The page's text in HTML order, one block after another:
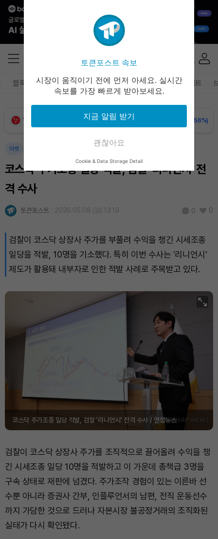
블록체인 테크 경제 마켓 정책 정치 인사이트
BNB (BNB)
₩104,457
TRON (TRX) (-0.56%)
Dogecoin (DOGE) ₩98.37(-0.91%)
Bitcoin (BTC)
마켓
코스닥 주가조종 일당 적발, 검찰 '리니언시' 전
격 수사
토큰포스트 2026.05.08 (금) 13:19 0 0
검찰이 코스닥 상장사 주가를 부풀려 수익을 챙긴 시세조종
일당을 적발, 10명을 기소했다. 특히 이번 수사는 '리니언시'
제도가 활용돼 내부자로 인한 적발 사례로 주목받고 있다.
코스닥 주가조종 일당 적발, 검찰 '리니언시' 전격 수사 / 연합뉴스
검찰이 코스닥 상장사 주가를 조직적으로 끌어올려 수익을 챙
긴 시세조종 일당 10명을 적발하고 이 가운데 총책급 3명을
구속 상태로 재판에 넘겼다. 주가조작 경험이 있는 이른바 선
수뿐 아니라 증권사 간부, 인플루언서의 남편, 전직 운동선수
까지 가담한 것으로 드러나 자본시장 불공정거래의 조직화된
실태가 다시 확인됐다.
토큰포스트 속보
시장이 움직이기 전에 먼저 아세요. 실시간
속보를 가장 빠르게 받아보세요.
지금 알림 받기
괜찮아요
Cookie & Data Storage Detail